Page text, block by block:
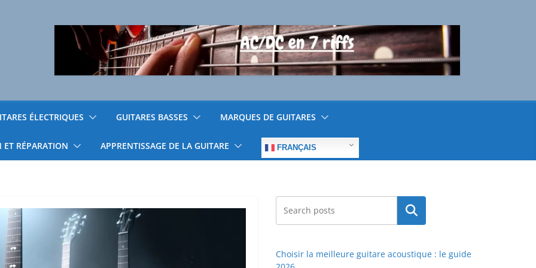
ÉLECTRIQUES GUITARES BASSES MARQUES DE GUITARES
ET RÉPARATION APPRENTISSAGE DE LA GUITARE FRANÇAIS
Rechercher
Choisir la meilleure guitare acoustique : le guide